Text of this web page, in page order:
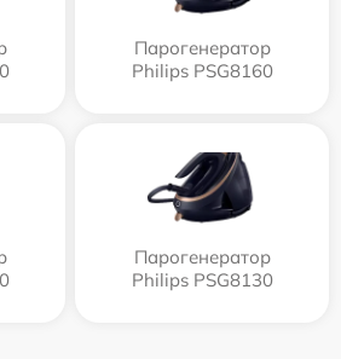
Парогенератор
Philips PSG8160
Парогенератор
Philips PSG8130